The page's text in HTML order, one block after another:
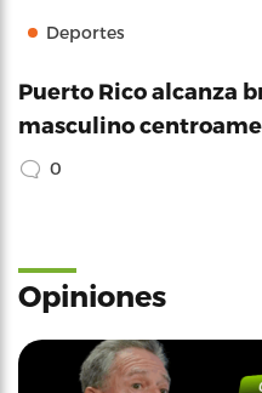
Deportes
Puerto Rico alcanza
masculino
0
Opiniones